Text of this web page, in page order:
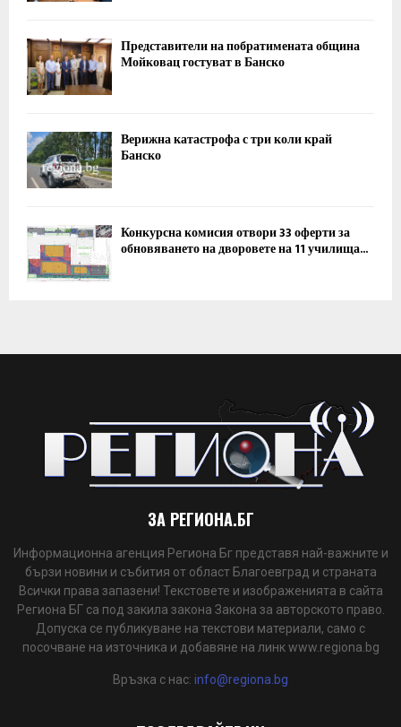
Представители на побратимената община
Мойковац гостуват в Банско
Верижна катастрофа с три коли край
Банско
Конкурсна комисия отвори 33 оферти за
обновяването на дворовете на 11 училища...
ЗА РЕГИОНА.БГ
Информационна агенция Региона Бг представя най-важните и
бързи новини и събития от област Благоевград и страната
Всички права запазени! Текстовете и изображенията в сайта
Региона БГ са под закила закона Закона за авторското право.
Допуска се публикуване на текстови материали, само с
посочване на източника и добавяне на линк www.regiona.bg
Връзка с нас: info@regiona.bg